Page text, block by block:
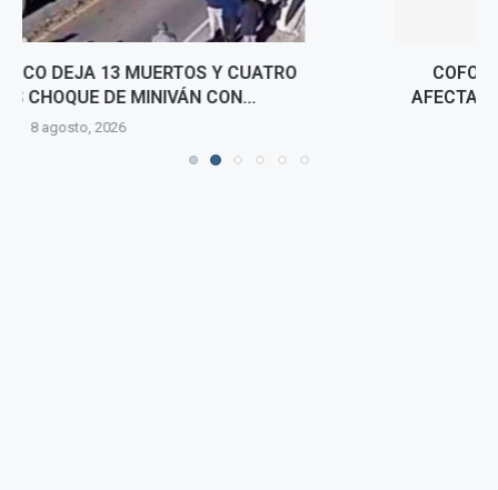
COFOPRI INICIARÁ TITULACIÓN DE VIVIENDAS
AFECTADAS POR SISMO EN PUMPUNYA, CHUPACA